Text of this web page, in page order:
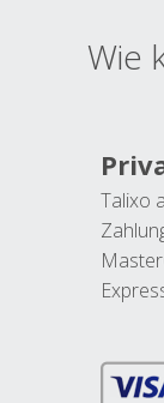
Wie
Talixo